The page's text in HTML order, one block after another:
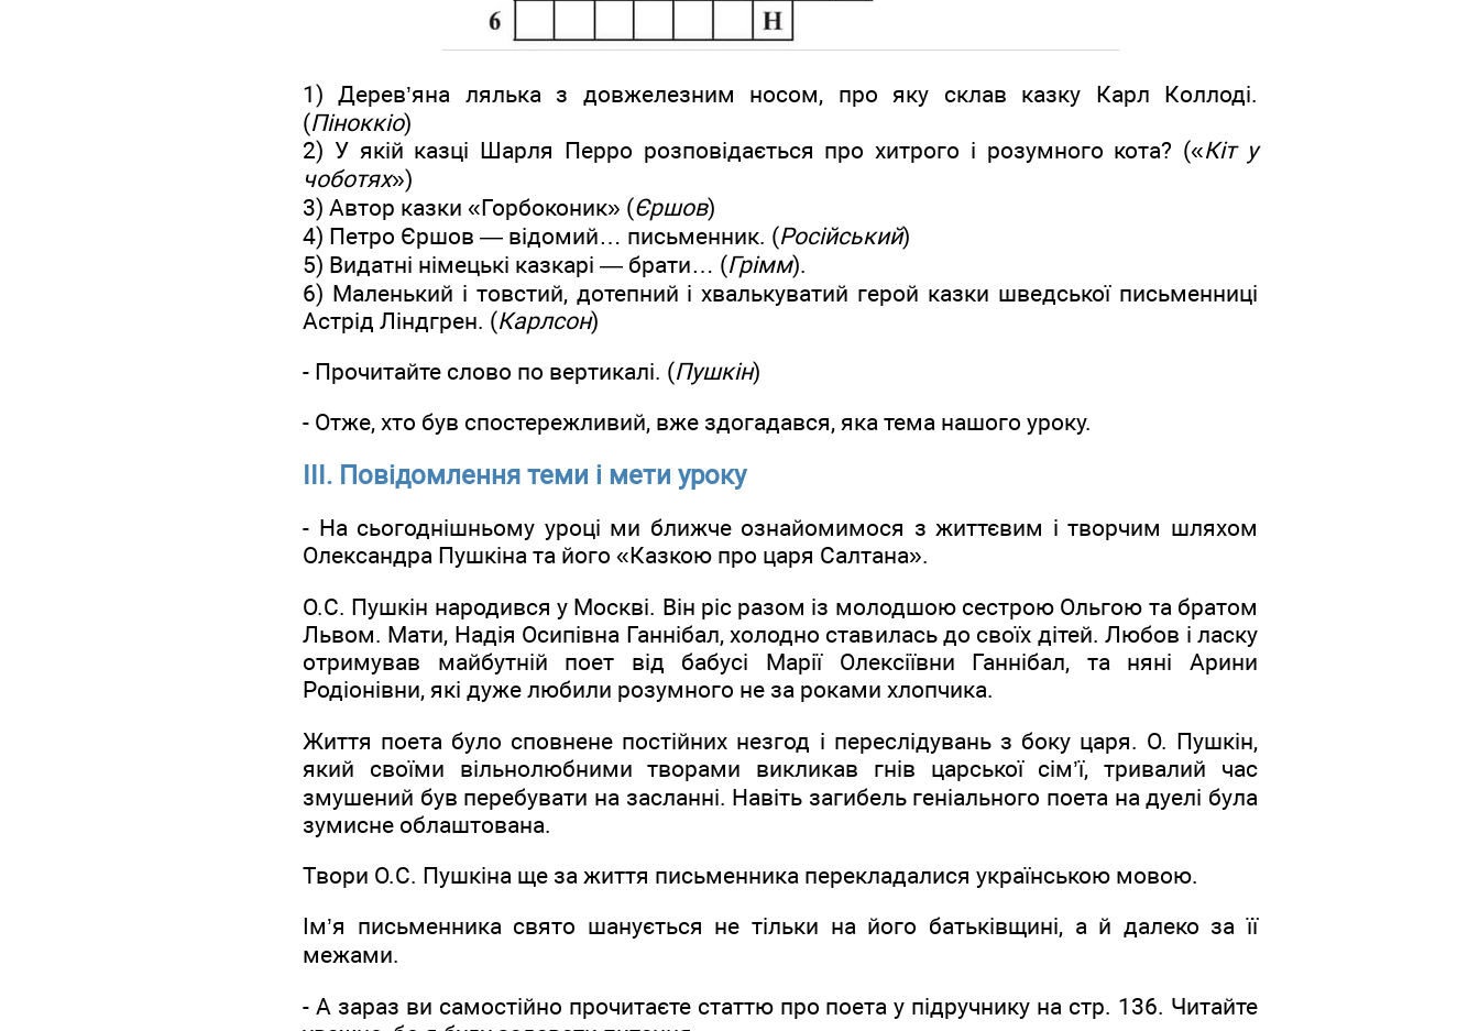
1) Дерев’яна лялька з довжелезним носом, про яку склав казку Карл Коллоді.
(Піноккіо)
2) У якій казці Шарля Перро розповідається про хитрого і розумного кота? («Кіт у
чоботях»)
3) Автор казки «Горбоконик» (Єршов)
4) Петро Єршов — відомий… письменник. (Російський)
5) Видатні німецькі казкарі — брати… (Грімм).
6) Маленький і товстий, дотепний і хвалькуватий герой казки шведської письменниці
Астрід Ліндгрен. (Карлсон)
- Прочитайте слово по вертикалі. (Пушкін)
- Отже, хто був спостережливий, вже здогадався, яка тема нашого уроку.
ІІІ. Повідомлення теми і мети уроку
- На сьогоднішньому уроці ми ближче ознайомимося з життєвим і творчим шляхом
Олександра Пушкіна та його «Казкою про царя Салтана».
O.С. Пушкін народився у Москві. Він ріс разом із молодшою сестрою Ольгою та братом
Львом. Мати, Надія Осипівна Ганнібал, холодно ставилась до своїх дітей. Любов і ласку
отримував майбутній поет від бабусі Марії Олексіївни Ганнібал, та няні Арини
Родіонівни, які дуже любили розумного не за роками хлопчика.
Життя поета було сповнене постійних незгод і переслідувань з боку царя. О. Пушкін,
який своїми вільнолюбними творами викликав гнів царської сім’ї, тривалий час
змушений був перебувати на засланні. Навіть загибель геніального поета на дуелі була
зумисне облаштована.
Твори О.С. Пушкіна ще за життя письменника перекладалися українською мовою.
Ім’я письменника свято шанується не тільки на його батьківщині, а й далеко за її
межами.
- А зараз ви самостійно прочитаєте статтю про поета у підручнику на стр. 136. Читайте